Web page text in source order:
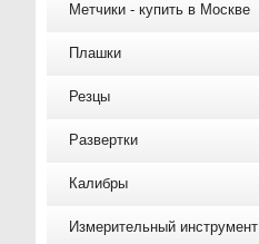
Метчики - купить в Москве
Плашки
Резцы
Развертки
Калибры
Измерительный инструмент